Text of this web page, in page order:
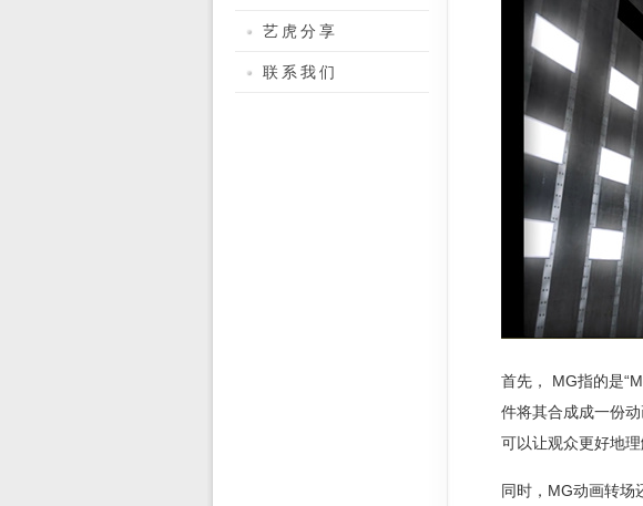
首先， MG指的是
件将其合成成一份
可以让观众更好地理
同时，MG动画转场
艺虎分享
联系我们